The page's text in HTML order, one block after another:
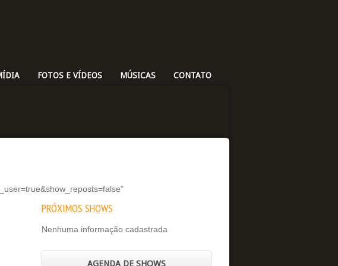
FOTOS E VÍDEOS MÚSICAS CONTATO
PRÓXIMOS SHOWS
Nenhuma informação cadastrada
AGENDA DE SHOWS